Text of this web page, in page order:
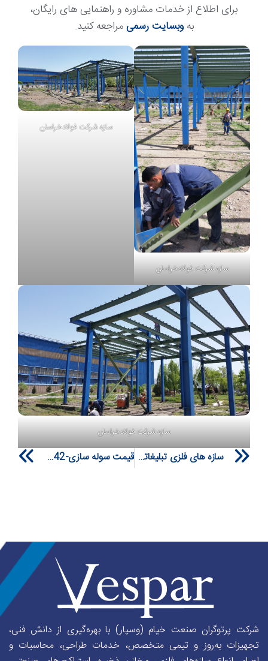
برای اطلاع از خدمات مشاوره و راهنمایی های رایگان،
به وبسایت رسمیمراجعه کنید.
سازه شرکت فولادخراسان
سازه شرکت فولادخراسان
سازه شرکت فولادخراسان
Prev سازه های فلزی تبلیغاتی بیلبورد قیمت سوله سازی-0511842- بهترین قیمت بازار در سال 1404
شرکت پرتوگران صنعت خیام (وسپار) با بهره‌گیری از دانش فنی،
تجهیزات به‌روز و تیمی متخصص، خدمات طراحی، محاسبات و